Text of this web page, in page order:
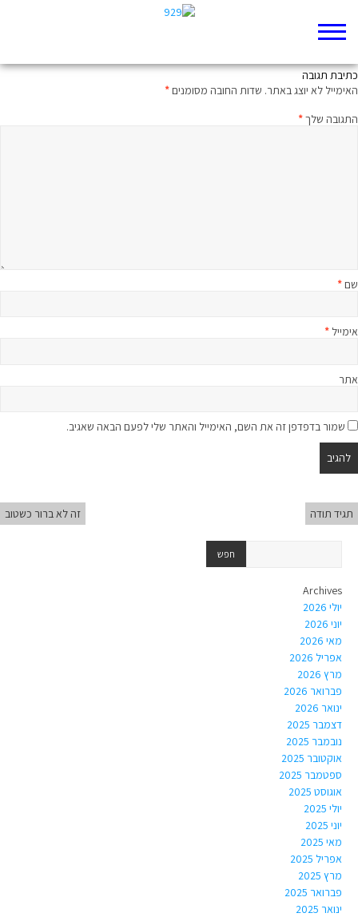
כתיבת תגובה
האימייל לא יוצג באתר. שדות החובה מסומנים*
התגובה שלך*
שם*
אימייל *
אתר
שמור בדפדפן זה את השם, האימייל והאתר שלי לפעם הבאה שאגיב.
תגיד תודה זה לא ברור כשטוב
Archives
יולי 2026
יוני 2026
מאי 2026
אפריל 2026
מרץ 2026
פברואר 2026
ינואר 2026
דצמבר 2025
נובמבר 2025
אוקטובר 2025
ספטמבר 2025
אוגוסט 2025
יולי 2025
יוני 2025
מאי 2025
אפריל 2025
מרץ 2025
פברואר 2025
ינואר 2025